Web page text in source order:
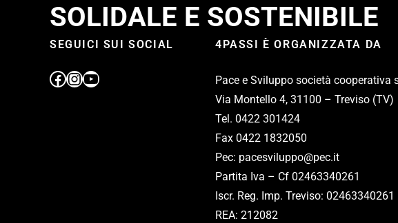
SOLIDALE E SOSTENIBILE
SEGUICI SUI SOCIAL 4PASSI È ORGANIZZATA DA
Pace e Sviluppo società cooperativa
Via Montello 4, 31100 – Treviso (TV)
Tel. 0422 301424
Fax 0422 1832050
Pec: pacesviluppo@pec.it
Partita Iva – Cf 02463340261
Iscr. Reg. Imp. Treviso: 02463340261
REA: 212082